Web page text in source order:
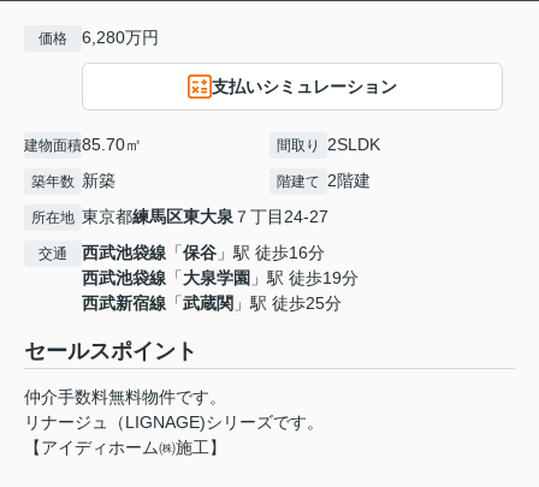
価格 6,280万円
支払いシミュレーション
建物面積85.70㎡ 間取り 2SLDK
築年数 新築 階建て 2階建
所在地 東京都練馬区東大泉 ７丁目24-27
交通 西武池袋線 「保谷 」駅 徒歩16分
西武池袋線 「大泉学園 」駅 徒歩19分
西武新宿線 「武蔵関 」駅 徒歩25分
セールスポイント
仲介手数料無料物件です。
リナージュ（LIGNAGE)シリーズです。
【アイディホーム㈱施工】